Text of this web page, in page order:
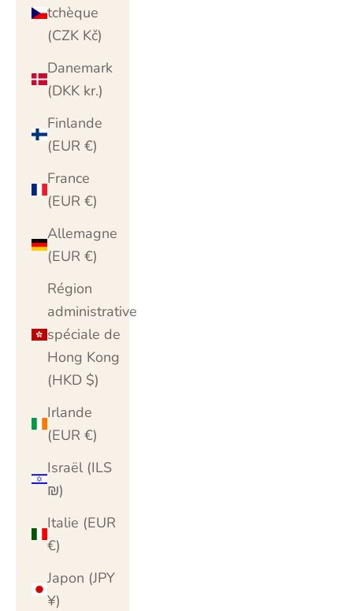
tchèque
(CZK Kč)
Danemark
(DKK kr.)
Finlande
(EUR €)
France
(EUR €)
Allemagne
(EUR €)
Région
administrative
spéciale de
Hong Kong
(HKD $)
Irlande
(EUR €)
Israël (ILS
₪)
Italie (EUR
€)
Japon (JPY
¥)